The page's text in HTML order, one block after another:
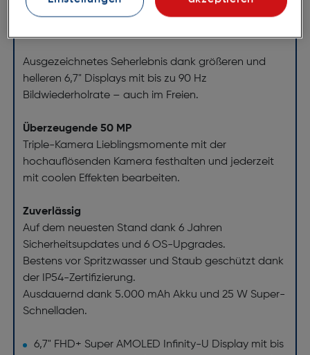
Ausgezeichnetes Seherlebnis dank größeren und
helleren 6,7" Displays mit bis zu 90 Hz
Bildwiederholrate – auch im Freien.
Überzeugende 50 MP
Triple-Kamera Lieblingsmomente mit der
hochauflösenden Kamera festhalten und jederzeit
mit coolen Effekten bearbeiten.
Zuverlässig
Auf dem neuesten Stand dank 6 Jahren
Sicherheitsupdates und 6 OS-Upgrades.
Bestens vor Spritzwasser und Staub geschützt dank
der IP54-Zertifizierung.
Ausdauernd dank 5.000 mAh Akku und 25 W Super-
Schnelladen.
6,7" FHD+ Super AMOLED Infinity-U Display mit bis